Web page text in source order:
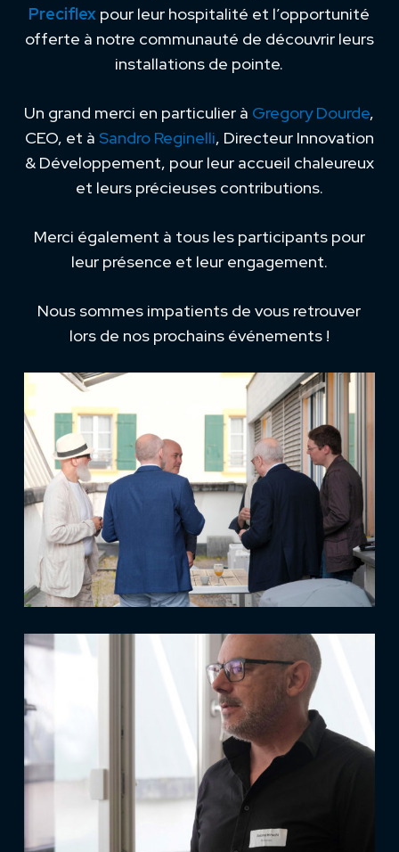
Preciflex pour leur hospitalité et l’opportunité
offerte à notre communauté de découvrir leurs
installations de pointe.
Un grand merci en particulier à Gregory Dourde,
CEO, et à Sandro Reginelli, Directeur Innovation
& Développement, pour leur accueil chaleureux
et leurs précieuses contributions.
Merci également à tous les participants pour
leur présence et leur engagement.
Nous sommes impatients de vous retrouver
lors de nos prochains événements !